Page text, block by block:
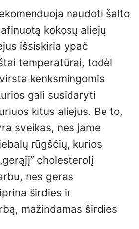
naudoti šalto
kokosų aliejų
išsiskiria ypač
temperatūrai, todėl
kenksmingomis
gali susidaryti
kitus aliejus. Be to,
sveikas, nes jame
rūgščių, kurios
cholesterolį
nes geras
širdies ir
mažindamas širdies